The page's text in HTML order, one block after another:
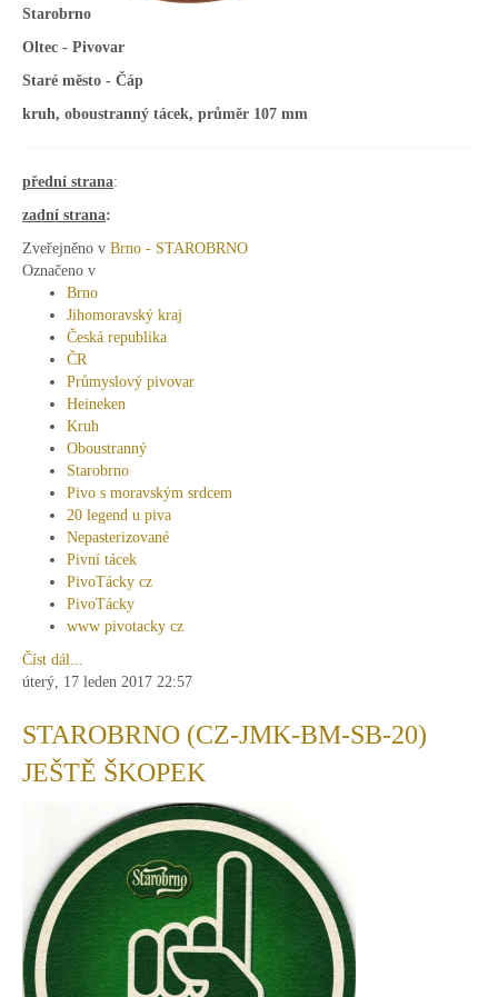
Starobrno
Oltec - Pivovar
Staré město - Čáp
kruh, oboustranný tácek, průměr 107 mm
přední strana:
zadní strana:
Zveřejněno v Brno - STAROBRNO
Označeno v
Brno
Jihomoravský kraj
Česká republika
ČR
Průmyslový pivovar
Heineken
Kruh
Oboustranný
Starobrno
Pivo s moravským srdcem
20 legend u piva
Nepasterizované
Pivní tácek
PivoTácky cz
PivoTácky
www pivotacky cz
Číst dál...
úterý, 17 leden 2017 22:57
STAROBRNO (CZ-JMK-BM-SB-20)
JEŠTĚ ŠKOPEK